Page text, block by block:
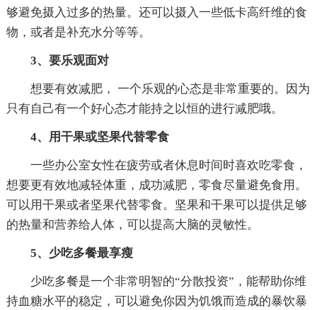
够避免摄入过多的热量。还可以摄入一些低卡高纤维的食
物，或者是补充水分等等。
3、要乐观面对
想要有效减肥， 一个乐观的心态是非常重要的。因为
只有自己有一个好心态才能持之以恒的进行减肥哦。
4、用干果或坚果代替零食
一些办公室女性在疲劳或者休息时间时喜欢吃零食，
想要更有效地减轻体重，成功减肥，零食尽量避免食用。
可以用干果或者坚果代替零食。坚果和干果可以提供足够
的热量和营养给人体，可以提高大脑的灵敏性。
5、少吃多餐最享瘦
少吃多餐是一个非常明智的“分散投资”，能帮助你维
持血糖水平的稳定，可以避免你因为饥饿而造成的暴饮暴